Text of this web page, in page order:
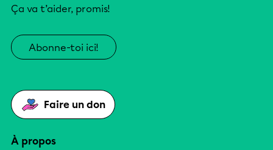
Ça va t’aider, promis!
Abonne-toi ici!
Faire un don
À propos